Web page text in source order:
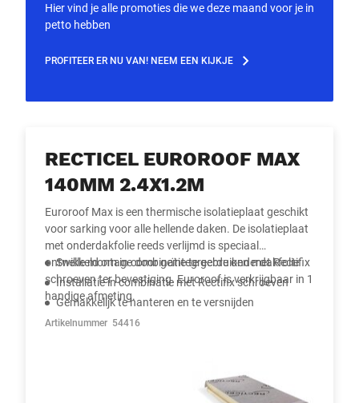
Hier vind je alle promoties die we deze maand voor je in
petto hebben
PROFITEER ER NU VAN! NEEM EEN KIJKJE
RECTICEL EUROROOF MAX
140MM 2.4X1.2M
Euroroof Max is een thermische isolatieplaat geschikt
voor sarking voor alle hellende daken. De isolatieplaat
met onderdakfolie reeds verlijmd is speciaal
ontwikkeld om in combinatie te gebruiken met Rectifix
schroeven ter bevestiging. Euroroof is verkrijgbaar in 1
handige afmeting.
Belangrijkste voordelen
Snelle montage door geïntegreerde onderdakfolie
Installatie in combinatie met Rectifix schroeven
Gemakkelijk te hanteren en te versnijden
Gemakkelijke installatie dankzij het tand-engroef
Eenvoudig te combineren met dakventilatie en
Artikelnummer 54416